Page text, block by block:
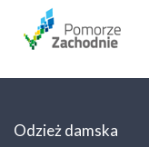
Odzież damska